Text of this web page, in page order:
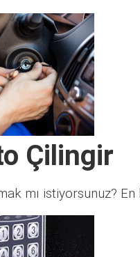
Çilingir
mı istiyorsunuz?